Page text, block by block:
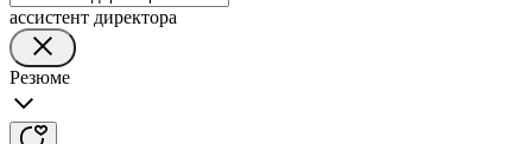
ассистент директора
Резюме